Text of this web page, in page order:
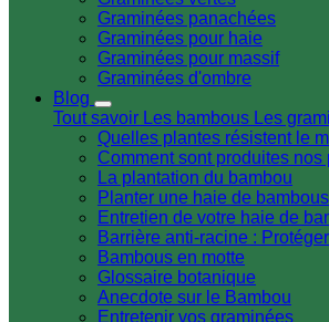
Graminées panachées
Graminées pour haie
Graminées pour massif
Graminées d'ombre
Blog
Tout savoir Les bambous Les
Quelles plantes résistent le
Comment sont produites nos
La plantation du bambou
Planter une haie de bambous
Entretien de votre haie de
Barrière anti-racine :
Bambous en motte
Glossaire botanique
Anecdote sur le Bambou
Entretenir vos graminées